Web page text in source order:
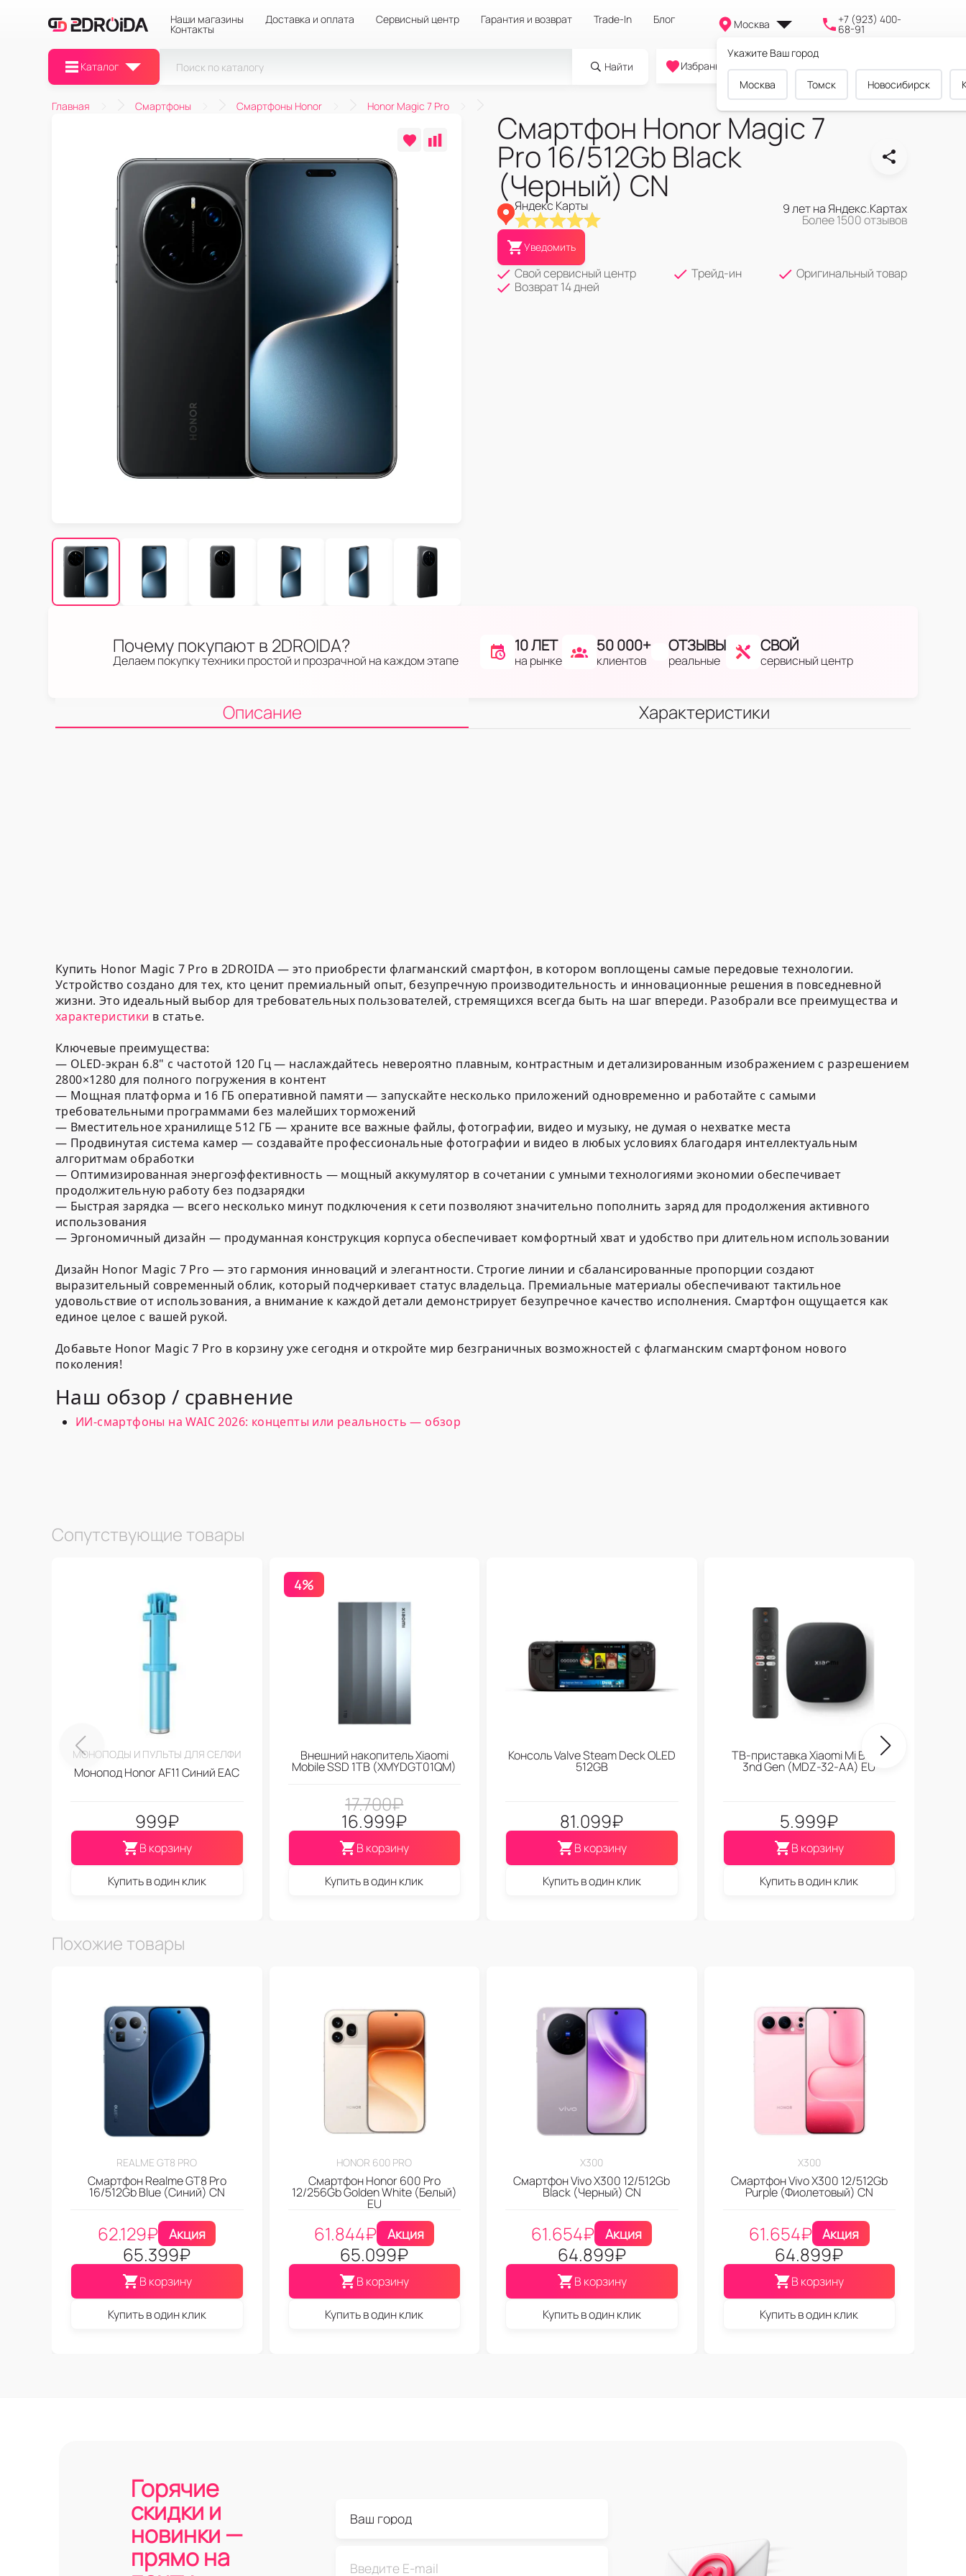
Наши магазины Доставка и оплата Сервисный центр Гарантия и возврат Trade-In Блог
Контакты Москва
Укажите Ваш город
Москва Томск Новосибирск
+7 (923) 400-
68-91
Каталог Найти
0
Избранное Cравнение Корзина
Главная Смартфоны Смартфоны Honor Honor Magic 7 Pro
Смартфон Honor Magic 7
Pro 16/512Gb Black
(Черный) CN
Яндекс Карты 9 лет на Яндекс.Картах
Более 1500 отзывов
Уведомить
Свой сервисный центр Трейд-ин
Оригинальный товар
Возврат 14 дней
Почему покупают в 2DROIDA?
Делаем покупку техники простой и прозрачной на каждом этапе
10 ЛЕТ
на рынке
50 000+
клиентов
ОТЗЫВЫ
реальные
СВОЙ
сервисный центр
Описание Характеристики
Купить Honor Magic 7 Pro в 2DROIDA — это приобрести флагманский смартфон, в котором воплощены самые передовые технологии.
Устройство создано для тех, кто ценит премиальный опыт, безупречную производительность и инновационные решения в повседневной
жизни. Это идеальный выбор для требовательных пользователей, стремящихся всегда быть на шаг впереди. Разобрали все преимущества и
характеристики в статье.
Ключевые преимущества:
— OLED-экран 6.8" с частотой 120 Гц — наслаждайтесь невероятно плавным, контрастным и детализированным изображением с разрешением
2800×1280 для полного погружения в контент
— Мощная платформа и 16 ГБ оперативной памяти — запускайте несколько приложений одновременно и работайте с самыми
требовательными программами без малейших торможений
— Вместительное хранилище 512 ГБ — храните все важные файлы, фотографии, видео и музыку, не думая о нехватке места
— Продвинутая система камер — создавайте профессиональные фотографии и видео в любых условиях благодаря интеллектуальным
алгоритмам обработки
— Оптимизированная энергоэффективность — мощный аккумулятор в сочетании с умными технологиями экономии обеспечивает
продолжительную работу без подзарядки
— Быстрая зарядка — всего несколько минут подключения к сети позволяют значительно пополнить заряд для продолжения активного
использования
— Эргономичный дизайн — продуманная конструкция корпуса обеспечивает комфортный хват и удобство при длительном использовании
Дизайн Honor Magic 7 Pro — это гармония инноваций и элегантности. Строгие линии и сбалансированные пропорции создают
выразительный современный облик, который подчеркивает статус владельца. Премиальные материалы обеспечивают тактильное
удовольствие от использования, а внимание к каждой детали демонстрирует безупречное качество исполнения. Смартфон ощущается как
единое целое с вашей рукой.
Добавьте Honor Magic 7 Pro в корзину уже сегодня и откройте мир безграничных возможностей с флагманским смартфоном нового
поколения!
Наш обзор / сравнение
ИИ-смартфоны на WAIC 2026: концепты или реальность — обзор
Сопутствующие товары
МОНОПОДЫ И ПУЛЬТЫ ДЛЯ СЕЛФИ
Монопод Honor AF11 Синий EAC
999₽
В корзину
Купить в один клик
4%
Внешний накопитель Xiaomi
Mobile SSD 1TB (XMYDGT01QM)
17.700₽
16.999₽
В корзину
Купить в один клик
Консоль Valve Steam Deck OLED
512GB
81.099₽
В корзину
Купить в один клик
ТВ-приставка Xiaomi Mi Box S
3nd Gen (МDZ-32-АА) EU
5.999₽
В корзину
Купить в один клик
Похожие товары
REALME GT8 PRO
Смартфон Realme GT8 Pro
16/512Gb Blue (Синий) CN
62.129₽ Акция
65.399₽
В корзину
Купить в один клик
HONOR 600 PRO
Смартфон Honor 600 Pro
12/256Gb Golden White (Белый)
EU
61.844₽ Акция
65.099₽
В корзину
Купить в один клик
X300
Смартфон Vivo X300 12/512Gb
Black (Черный) CN
61.654₽ Акция
64.899₽
В корзину
Купить в один клик
X300
Смартфон Vivo X300 12/512Gb
Purple (Фиолетовый) CN
61.654₽ Акция
64.899₽
В корзину
Купить в один клик
Горячие
скидки и
новинки —
прямо на